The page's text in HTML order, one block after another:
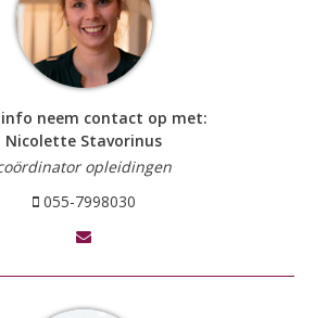
neem contact op met:
Nicolette Stavorinus
opleidingen
055-7998030